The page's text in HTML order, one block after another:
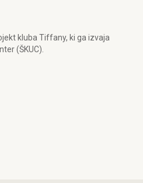
kluba Tiffany, ki ga izvaja
(ŠKUC).